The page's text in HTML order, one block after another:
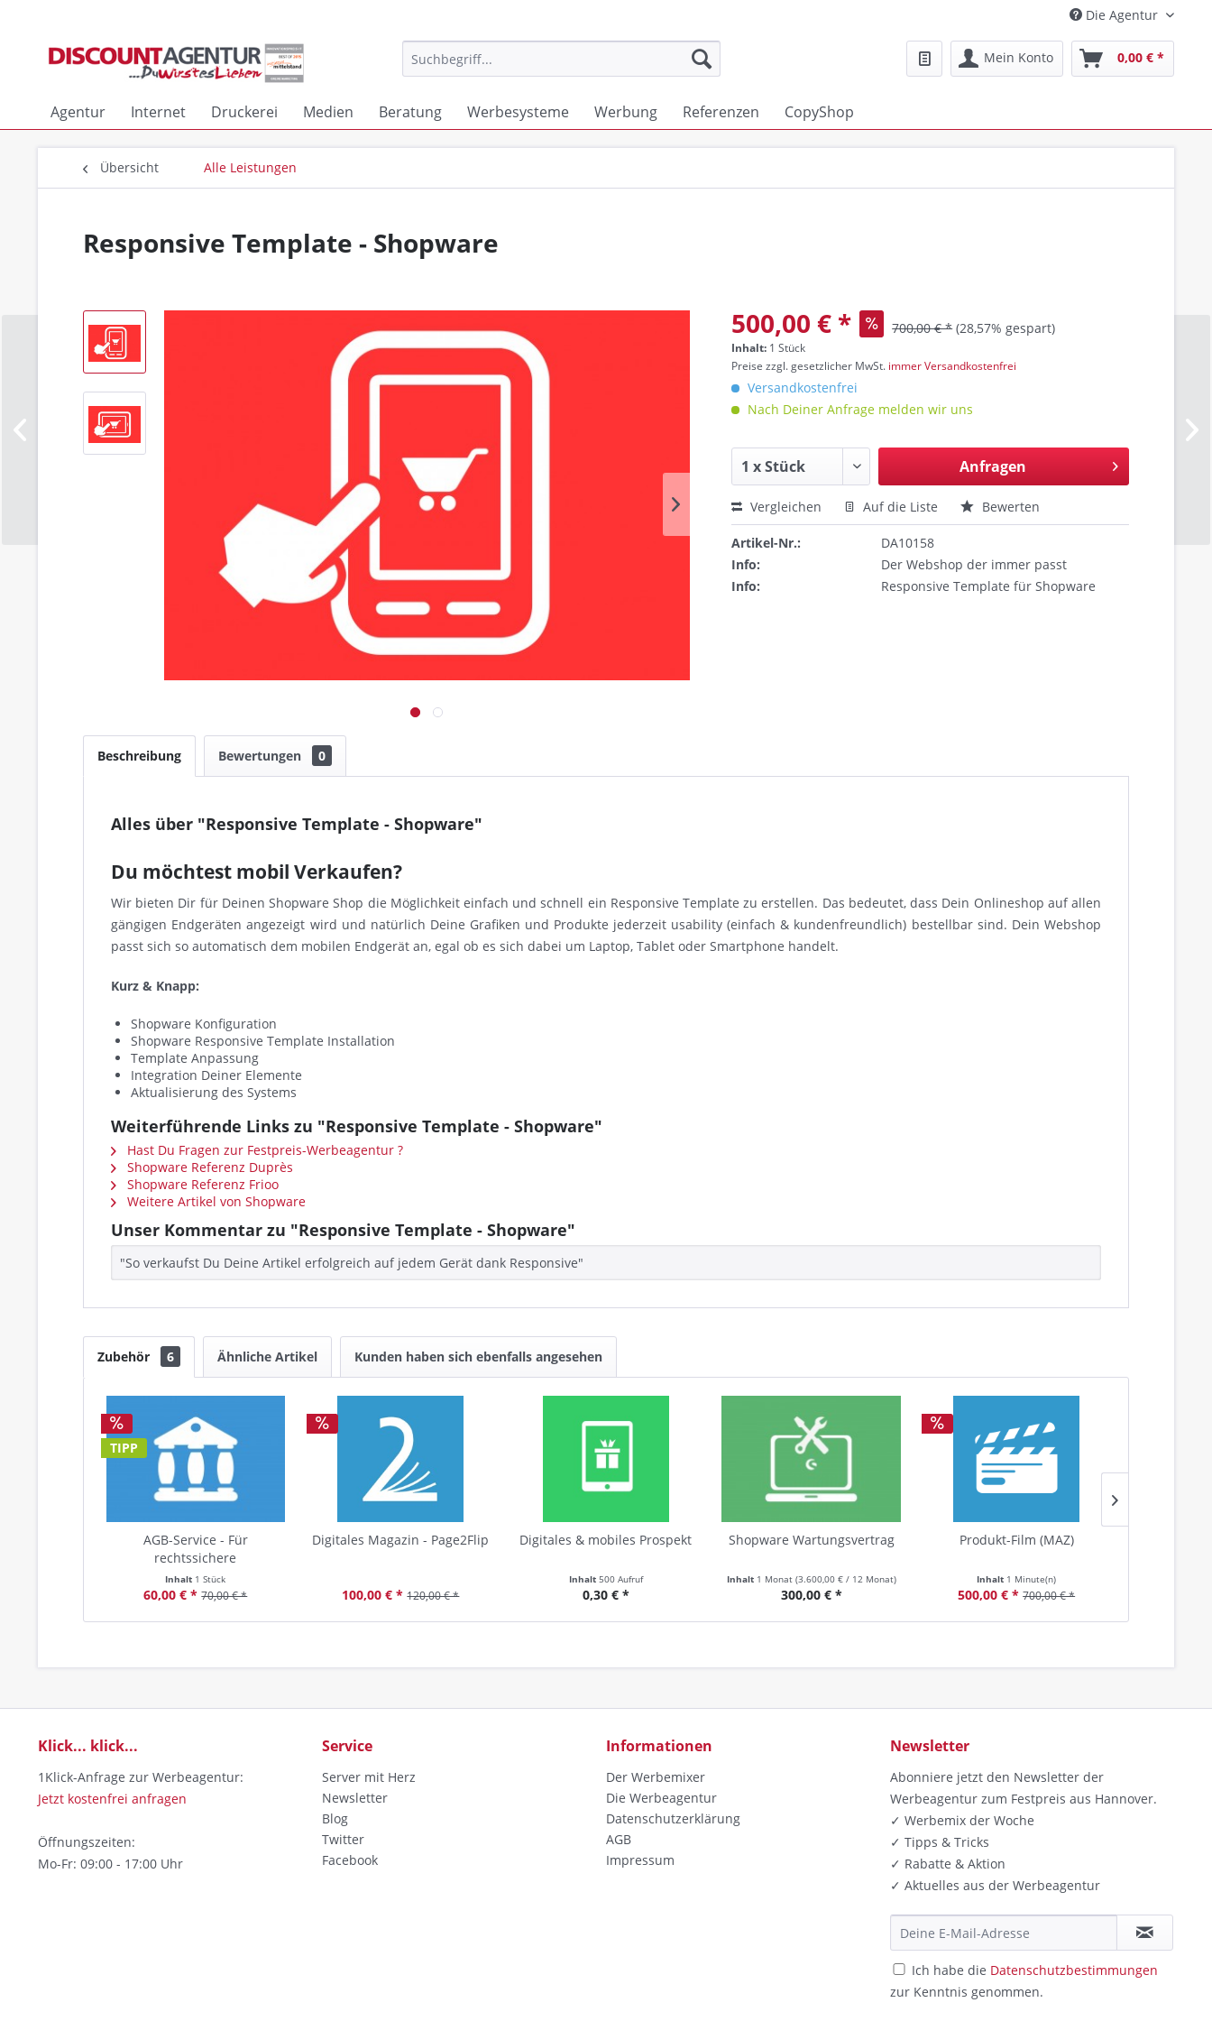
Die Agentur
Mein Konto 0,00 € *
Agentur Internet Druckerei Medien Beratung Werbesysteme Werbung Referenzen CopyShop
Übersicht Alle Leistungen
Responsive Template - Shopware
500,00 € * 700,00 € * (28,57% gespart)
Inhalt: 1 Stück
Preise zzgl. gesetzlicher MwSt. immer Versandkostenfrei
Versandkostenfrei
Nach Deiner Anfrage melden wir uns
Anfragen
Vergleichen Auf die Liste Bewerten
Artikel-Nr.:
DA10158
Info:
Der Webshop der immer passt
Info:
Responsive Template für Shopware
Beschreibung Bewertungen 0
Alles über "Responsive Template - Shopware"
Du möchtest mobil Verkaufen?
Wir bieten Dir für Deinen Shopware Shop die Möglichkeit einfach und schnell ein Responsive Template zu erstellen. Das bedeutet, dass Dein Onlineshop auf allen
gängigen Endgeräten angezeigt wird und natürlich Deine Grafiken und Produkte jederzeit usability (einfach & kundenfreundlich) bestellbar sind. Dein Webshop
passt sich so automatisch dem mobilen Endgerät an, egal ob es sich dabei um Laptop, Tablet oder Smartphone handelt.
Kurz & Knapp:
Shopware Konfiguration
Shopware Responsive Template Installation
Template Anpassung
Integration Deiner Elemente
Aktualisierung des Systems
Weiterführende Links zu "Responsive Template - Shopware"
Hast Du Fragen zur Festpreis-Werbeagentur ?
Shopware Referenz Duprès
Shopware Referenz Frioo
Weitere Artikel von Shopware
Unser Kommentar zu "Responsive Template - Shopware"
"So verkaufst Du Deine Artikel erfolgreich auf jedem Gerät dank Responsive"
Zubehör 6 Ähnliche Artikel Kunden haben sich ebenfalls angesehen
TIPP
AGB-Service - Für
rechtssichere
Onlinepräsenzen
Inhalt 1 Stück
60,00 € * 70,00 € *
Digitales Magazin - Page2Flip
100,00 € * 120,00 € *
Digitales & mobiles Prospekt
Inhalt 500 Aufruf
0,30 € *
Shopware Wartungsvertrag
Inhalt 1 Monat (3.600,00 €/ 12 Monat)
300,00 € *
Produkt-Film (MAZ)
Inhalt 1 Minute(n)
500,00 € * 700,00 € *
Klick... klick...
1Klick-Anfrage zur Werbeagentur:
Jetzt kostenfrei anfragen
Öffnungszeiten:
Mo-Fr: 09:00 - 17:00 Uhr
Service
Server mit Herz
Newsletter
Blog
Twitter
Facebook
Informationen
Der Werbemixer
Die Werbeagentur
Datenschutzerklärung
AGB
Impressum
Newsletter
Abonniere jetzt den Newsletter der
Werbeagentur zum Festpreis aus Hannover.
✓ Werbemix der Woche
✓ Tipps & Tricks
✓ Rabatte & Aktion
✓ Aktuelles aus der Werbeagentur
Ich habe die Datenschutzbestimmungen
zur Kenntnis genommen.